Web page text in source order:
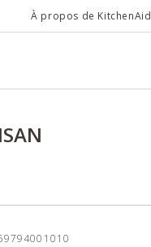
À propos de KitchenAid